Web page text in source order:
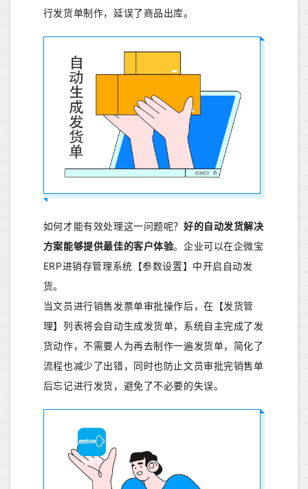
行发货单制作，延误了商品出库。
如何才能有效处理这一问题呢？ 好的自动发货解决
方案能够提供最佳的客户体验。企业可以在企微宝
ERP进销存管理系统【参数设置】中开启自动发
货。
当文员进行销售发票单审批操作后，在【发货管
理】列表将会自动生成发货单，系统自主完成了发
货动作，不需要人为再去制作一遍发货单，简化了
流程也减少了出错，同时也防止文员审批完销售单
后忘记进行发货，避免了不必要的失误。